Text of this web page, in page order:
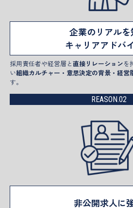
企業のリアルを
キャリアアドバ
採用責任者や経営層と直接リレーションを
い組織カルチャー・意思決定の背景・経営
す。
REASON.02
非公開求人に